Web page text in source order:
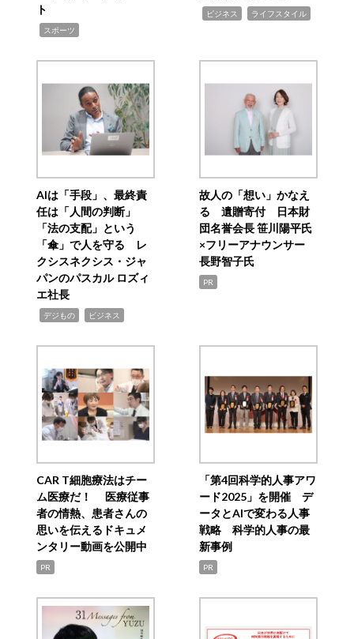
ト
スポーツ
ビジネス ライフスタイル
AIは「手段」、最終責
任は「人間の判断」
「法の支配」という
「傘」で人を守る レ
クシスネクシス・ジャ
パンのパスカル ロズィ
エ社長
デジもの ビジネス
故人の「想い」かなえ
る 遺贈寄付 日本財
団名誉会長 笹川陽平氏
×フリーアナウンサー
長野智子氏
PR
CAR T細胞療法はチー
ム医療だ！ 医療従事
者の情熱、患者さんの
思いを伝えるドキュメ
ンタリー動画を公開中
PR
「第4回科学的人事アワ
ード2025」を開催 デ
ータとAIで変わる人事
戦略 科学的人事の最
新事例
PR